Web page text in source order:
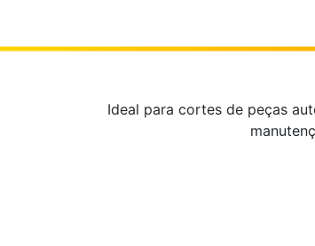
Ideal para cortes de peças